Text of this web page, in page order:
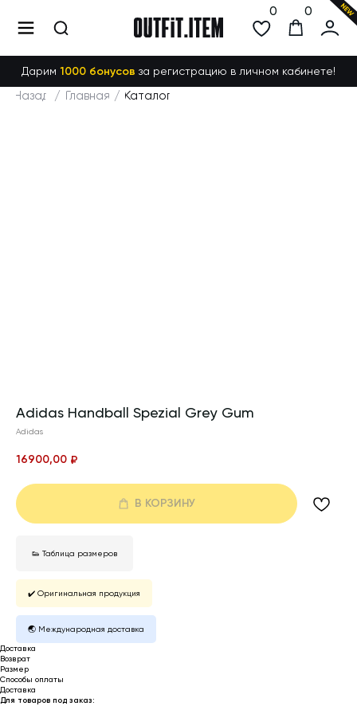
Назад Главная
/ Каталог
/
Adidas Handball Spezial Grey Gum
Adidas
16900,00 ₽
В КОРЗИНУ
👟 Таблица размеров
✔️ Оригинальная продукция
🌏 Международная доставка
Доставка
Возврат
Размер
Способы оплаты
Доставка
Для товаров под заказ: